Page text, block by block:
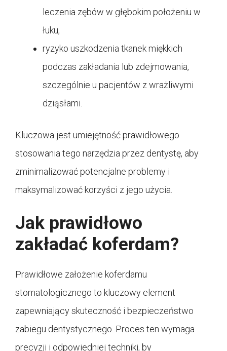
leczenia zębów w głębokim położeniu w
łuku,
ryzyko uszkodzenia tkanek miękkich
podczas zakładania lub zdejmowania,
szczególnie u pacjentów z wrażliwymi
dziąsłami.
Kluczowa jest umiejętność prawidłowego
stosowania tego narzędzia przez dentystę, aby
zminimalizować potencjalne problemy i
maksymalizować korzyści z jego użycia.
Jak prawidłowo
zakładać koferdam?
Prawidłowe założenie koferdamu
stomatologicznego to kluczowy element
zapewniający skuteczność i bezpieczeństwo
zabiegu dentystycznego. Proces ten wymaga
precyzji i odpowiedniej techniki, by